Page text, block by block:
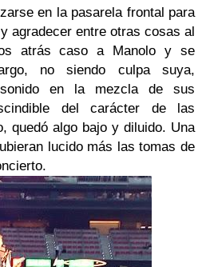
en la pasarela frontal para
agradecer entre otras cosas al
atrás caso a Manolo y se
no siendo culpa suya,
en la mezcla de sus
del carácter de las
quedó algo bajo y diluido. Una
lucido más las tomas de